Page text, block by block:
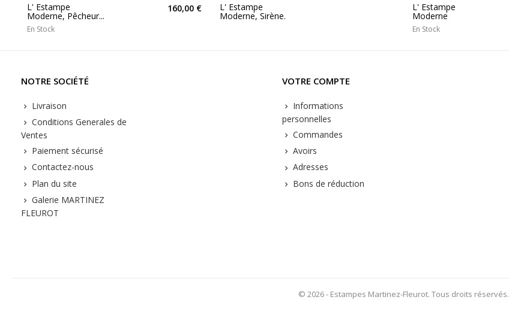
L' Estampe
Moderne, Pêcheur...
160,00 €
En Stock
L' Estampe
Moderne, Sirène.
L' Estampe
Moderne
En Stock
NOTRE SOCIÉTÉ
Livraison
Conditions Generales de
Ventes
Paiement sécurisé
Contactez-nous
Plan du site
Galerie MARTINEZ
FLEUROT
VOTRE COMPTE
Informations
personnelles
Commandes
Avoirs
Adresses
Bons de réduction
© 2026 - Estampes Martinez-Fleurot. Tous droits réservés.